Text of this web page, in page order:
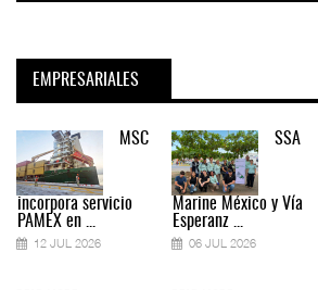
EMPRESARIALES
MSC
incorpora servicio
PAMEX en ...
12 JUL 2026
SSA
Marine México y Vía
Esperanz ...
06 JUL 2026